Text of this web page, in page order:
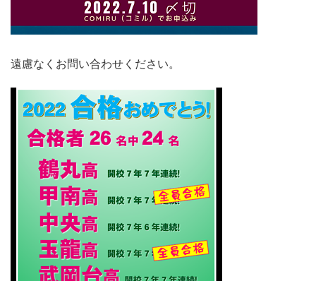
遠慮なくお問い合わせください。